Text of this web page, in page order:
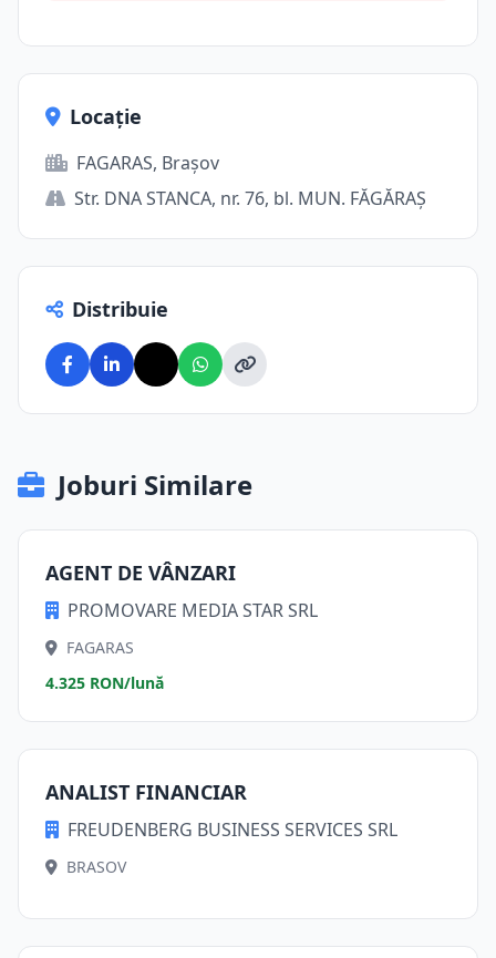
Locație
FAGARAS, Brașov
Str. DNA STANCA, nr. 76, bl. MUN. FĂGĂRAŞ
Distribuie
Joburi Similare
AGENT DE VÂNZARI
PROMOVARE MEDIA STAR SRL
FAGARAS
4.325 RON/lună
ANALIST FINANCIAR
FREUDENBERG BUSINESS SERVICES SRL
BRASOV